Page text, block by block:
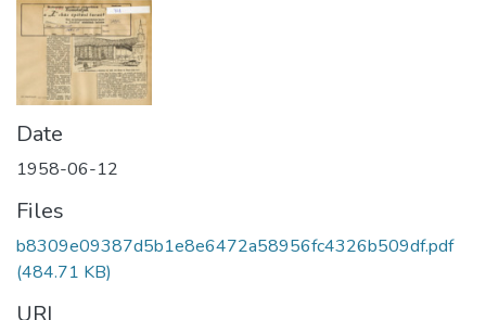
Date
1958-06-12
Files
b8309e09387d5b1e8e6472a58956fc4326b509df.pdf
(484.71 KB)
URI